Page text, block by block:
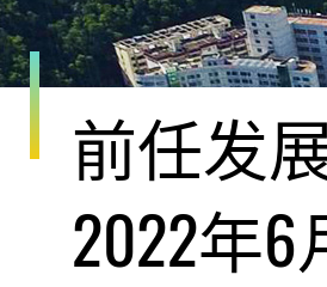
前任发
2022年6